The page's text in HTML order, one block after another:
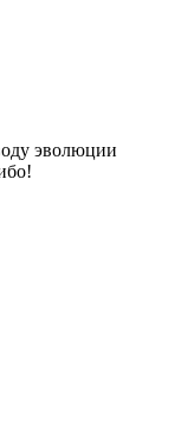
эволюции